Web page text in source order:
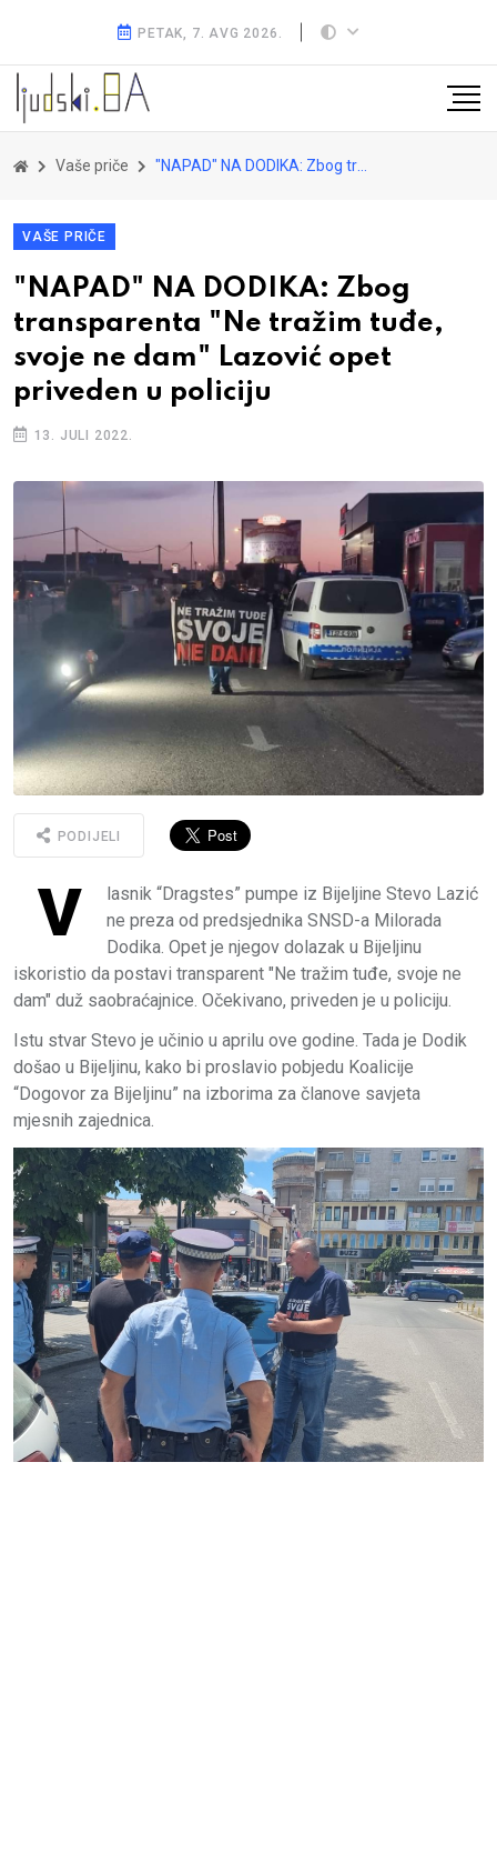
PETAK, 7. AVG 2026.
Vaše priče "NAPAD" NA DODIKA: Zbog transparenta "Ne tražim tuđe, svoje ne dam" Lazović opet priveden u policiju
VAŠE PRIČE
"NAPAD" NA DODIKA: Zbog
transparenta "Ne tražim tuđe,
svoje ne dam" Lazović opet
priveden u policiju
13. JULI 2022.
PODIJELI
V
lasnik “Dragstes” pumpe iz Bijeljine Stevo Lazić
ne preza od predsjednika SNSD-a Milorada
Dodika. Opet je njegov dolazak u Bijeljinu
iskoristio da postavi transparent "Ne tražim tuđe, svoje ne
dam" duž saobraćajnice. Očekivano, priveden je u policiju.
Istu stvar Stevo je učinio u aprilu ove godine. Tada je Dodik
došao u Bijeljinu, kako bi proslavio pobjedu Koalicije
“Dogovor za Bijeljinu” na izborima za članove savjeta
mjesnih zajednica.